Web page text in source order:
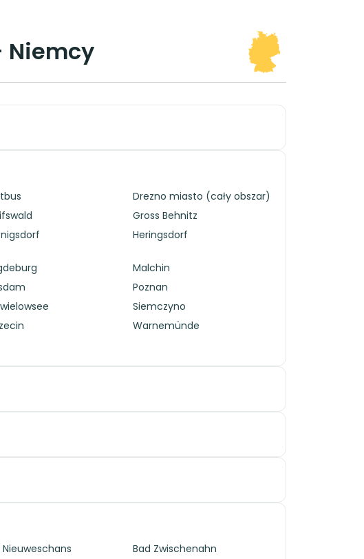
Niemcy
Drezno miasto (cały obszar)
Gross Behnitz
Heringsdorf
Malchin
Poznan
Siemczyno
Warnemünde
Nieuweschans Bad Zwischenahn